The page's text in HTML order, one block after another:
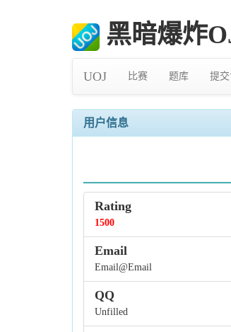
黑暗爆炸
UOJ 比赛 题库 提
用户信息
Rating
1500
Email
Email@Email
QQ
Unfilled